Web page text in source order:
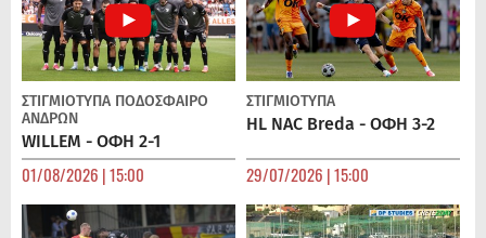
ΣΤΙΓΜΙΟΤΥΠΑ ΠΟΔΌΣΦΑΙΡΟ
ΑΝΔΡΏΝ
WILLEM - ΟΦΗ 2-1
01/08/2026 | 15:00
ΣΤΙΓΜΙΟΤΥΠΑ
HL NAC Breda - ΟΦΗ 3-2
29/07/2026 | 15:00